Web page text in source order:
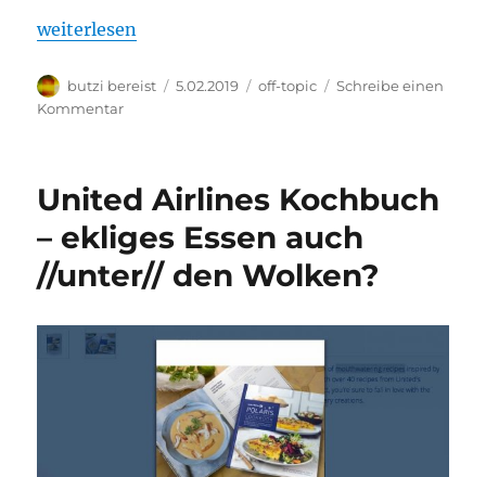
„Krass: »Das Lidl-Auto« Fiat 500“
weiterlesen
Autor
butzi bereist
Veröffentlicht
5.02.2019 Kategorien
off-topic
Schreibe einen
Kommentarzu
Auto«
500
United Airlines Kochbuch
– ekliges Essen auch
//unter// den Wolken?